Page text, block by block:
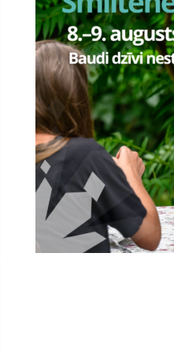
Statistikas sīkdatnes
lai uzlabotu vietnes
pakalpojumus)
Statistikas sīkdatnes
lai uzlabotu vietnes
pakalpojumus)
Statistikas sīkdatnes
lai uzlabotu vietnes
pakalpojumus)
Statistikas sīkdatnes
lai uzlabotu vietnes